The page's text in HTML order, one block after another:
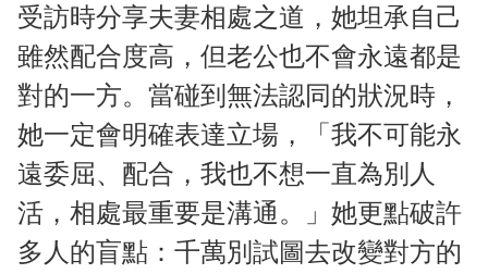
受訪時分享夫妻相處之道，她坦承自己
雖然配合度高，但老公也不會永遠都是
對的一方。當碰到無法認同的狀況時，
她一定會明確表達立場，「我不可能永
遠委屈、配合，我也不想一直為別人
活，相處最重要是溝通。」她更點破許
多人的盲點：千萬別試圖去改變對方的